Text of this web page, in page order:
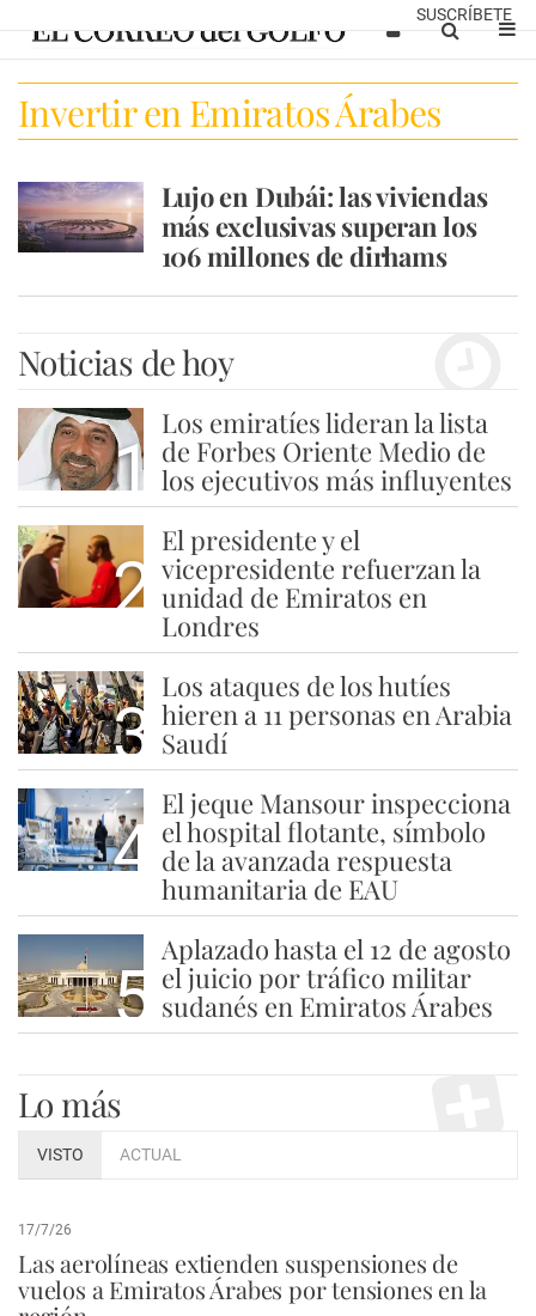
SUSCRÍBETE
Invertir en Emiratos Árabes
Lujo en Dubái: las viviendas
más exclusivas superan los
106 millones de dirhams
Noticias de hoy
1
Los emiratíes lideran la lista
de Forbes Oriente Medio de
los ejecutivos más influyentes
2
El presidente y el
vicepresidente refuerzan la
unidad de Emiratos en
Londres
3
Los ataques de los hutíes
hieren a 11 personas en Arabia
Saudí
4
El jeque Mansour inspecciona
el hospital flotante, símbolo
de la avanzada respuesta
humanitaria de EAU
5
Aplazado hasta el 12 de agosto
el juicio por tráfico militar
sudanés en Emiratos Árabes
Lo más
VISTO ACTUAL
17/7/26
Las aerolíneas extienden suspensiones de
vuelos a Emiratos Árabes por tensiones en la